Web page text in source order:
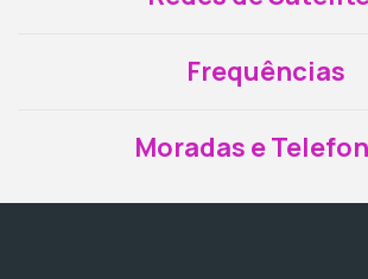
Frequências
Moradas e